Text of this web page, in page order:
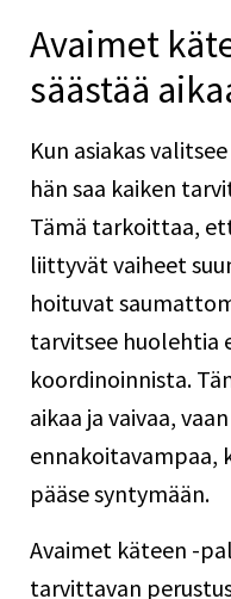
Avaimet
säästää
Kun asiakas
hän saa kaiken
Tämä tarkoittaa,
liittyvät vaiheet
hoituvat
tarvitsee huolehtia
koordinoinnista.
aikaa ja vaivaa,
ennakoitavampaa,
pääse syntymään.
Avaimet käteen -
tarvittavan